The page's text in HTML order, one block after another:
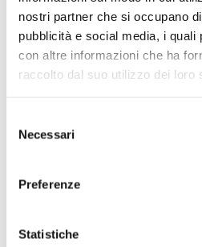
nostri partner che si occupano
pubblicità e social media, i quali
con altre informazioni che ha
raccolto dal suo utilizzo dei loro
delNecessari
Preferenze
Statistiche
Scopri